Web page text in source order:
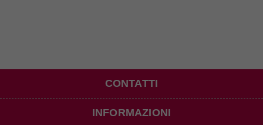
CONTATTI
INFORMAZIONI